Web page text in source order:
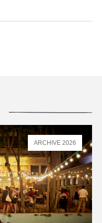
ARCHIVE 2026